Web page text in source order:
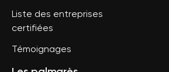
Liste des entreprises
certifiées
Témoignages